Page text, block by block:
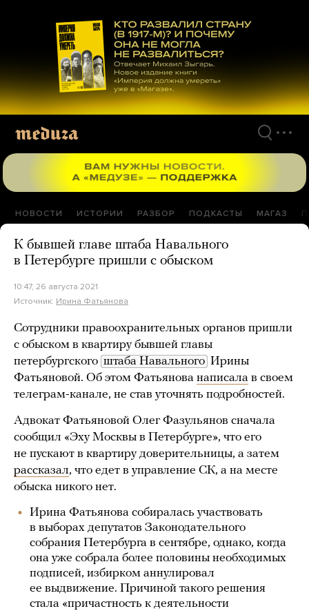
материалам
НОВОСТИ ИСТОРИИ РАЗБОР ПОДКАСТЫ МАГАЗ
К бывшей главе штаба Навального
в Петербурге пришли с обыском
10:47, 26 августа 2021
Источник: Ирина Фатьянова
Сотрудники правоохранительных органов пришли
с обыском в квартиру бывшей главы
петербургского штаба Навального Ирины
Фатьяновой. Об этом Фатьянова написала в своем
телеграм-канале, не став уточнять подробностей.
Адвокат Фатьяновой Олег Фазульянов сначала
сообщил «Эху Москвы в Петербурге», что его
не пускают в квартиру доверительницы, а затем
рассказал, что едет в управление СК, а на месте
обыска никого нет.
Ирина Фатьянова собиралась участвовать
в выборах депутатов Законодательного
собрания Петербурга в сентябре, однако, когда
она уже собрала более половины необходимых
подписей, избирком аннулировал
ее выдвижение. Причиной такого решения
стала «причастность к деятельности